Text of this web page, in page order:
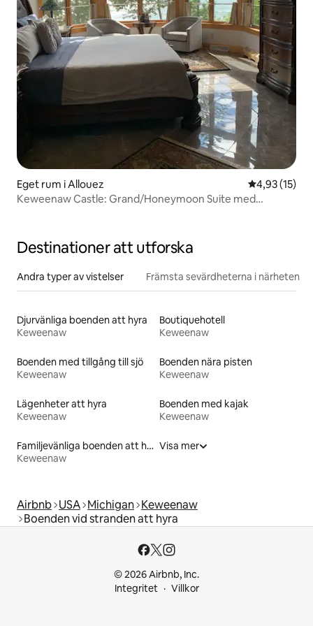
Eget rum i Allouez 4,93 av 5 i
4,93 (15)
Keweenaw Castle: Grand/Honeymoon Suite med
Destinationer att utforska
Andra typer av vistelser Främsta sevärdheterna i närheten
Djurvänliga boenden att hyra
Keweenaw
Boutiquehotell
Keweenaw
Boenden med tillgång till sjö
Keweenaw
Boenden nära pisten
Keweenaw
Lägenheter att hyra
Keweenaw
Boenden med kajak
Keweenaw
Familjevänliga boenden att hyra
Keweenaw
Visa mer
Airbnb USA Michigan Keweenaw
Boenden vid stranden att hyra
© 2026 Airbnb, Inc.
Integritet
Villkor